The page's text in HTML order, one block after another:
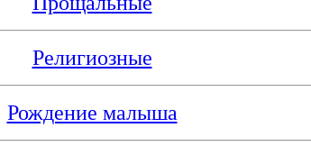
Религиозные
Рождение малыша